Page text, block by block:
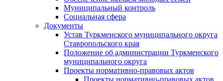
Муниципальный контроль
Социальная сфера
Документы
Устав Туркменского муниципального округа
Ставропольского края
Положение об администрации Туркменского
муниципального округа
Проекты нормативно-правовых актов
Проекты нормативно-правовых актов